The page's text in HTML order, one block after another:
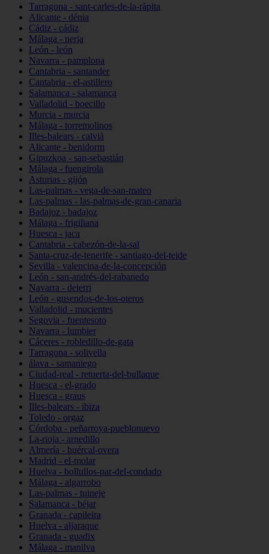
Tarragona - sant-carles-de-la-ràpita
Alicante - dénia
Cádiz - cádiz
Málaga - nerja
León - león
Navarra - pamplona
Cantabria - santander
Cantabria - el-astillero
Salamanca - salamanca
Valladolid - boecillo
Murcia - murcia
Málaga - torremolinos
Illes-balears - calvià
Alicante - benidorm
Gipuzkoa - san-sebastián
Málaga - fuengirola
Asturias - gijón
Las-palmas - vega-de-san-mateo
Las-palmas - las-palmas-de-gran-canaria
Badajoz - badajoz
Málaga - frigiliana
Huesca - jaca
Cantabria - cabezón-de-la-sal
Santa-cruz-de-tenerife - santiago-del-teide
Sevilla - valencina-de-la-concepción
León - san-andrés-del-rabanedo
Navarra - deierri
León - gusendos-de-los-oteros
Valladolid - mucientes
Segovia - fuentesoto
Navarra - lumbier
Cáceres - robledillo-de-gata
Tarragona - solivella
álava - samaniego
Ciudad-real - retuerta-del-bullaque
Huesca - el-grado
Huesca - graus
Illes-balears - ibiza
Toledo - orgaz
Córdoba - peñarroya-pueblonuevo
La-rioja - arnedillo
Almería - huércal-overa
Madrid - el-molar
Huelva - bollullos-par-del-condado
Málaga - algarrobo
Las-palmas - tuineje
Salamanca - béjar
Granada - capileira
Huelva - aljaraque
Granada - guadix
Málaga - manilva